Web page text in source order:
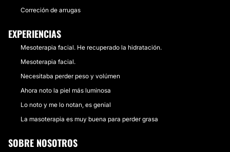
Correción de arrugas
EXPERIENCIAS
Mesoterapia facial. He recuperado la hidratación.
Mesoterapia facial.
Necesitaba perder peso y volúmen
Ahora noto la piel más luminosa
Lo noto y me lo notan, es genial
La masoterapia es muy buena para perder grasa
SOBRE NOSOTROS